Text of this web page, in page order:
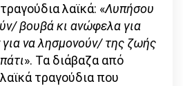
λαϊκά: «Λυπήσου
βουβά κι ανώφελα για
για να λησμονούν/ της ζωής
». Τα διάβαζα από
τραγούδια που